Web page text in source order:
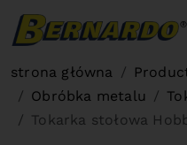
strona główna
Obróbka metalu
Tokarka stołowa